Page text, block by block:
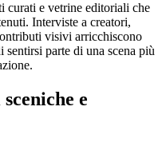
curati e vetrine editoriali che
Interviste a creatori,
visivi arricchiscono
sentirsi parte di una scena più
e